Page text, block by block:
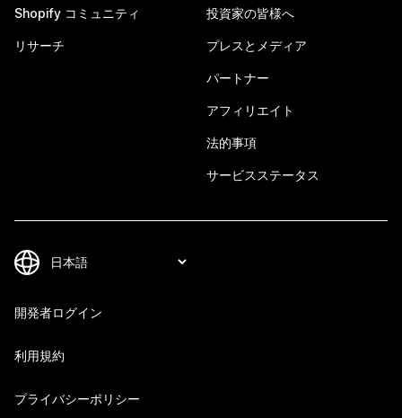
Shopify コミュニティ
リサーチ
投資家の皆様へ
プレスとメディア
パートナー
アフィリエイト
法的事項
サービスステータス
開発者ログイン
利用規約
プライバシーポリシー